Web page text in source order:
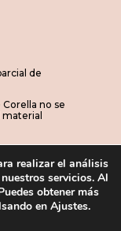
de
no se
Patrimonio
realizar el análisis
servicios. Al
obtener más
en Ajustes.